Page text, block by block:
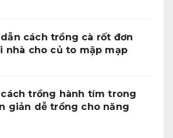
dẫn cách trồng cà rốt đơn
nhà cho củ to mập mạp
cách trồng hành tím trong
giản dễ trồng cho năng